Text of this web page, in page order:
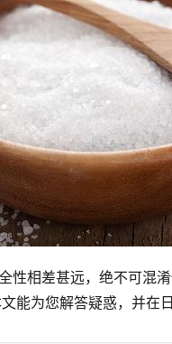
性相差甚远，绝不可混
能为您解答疑惑，并在